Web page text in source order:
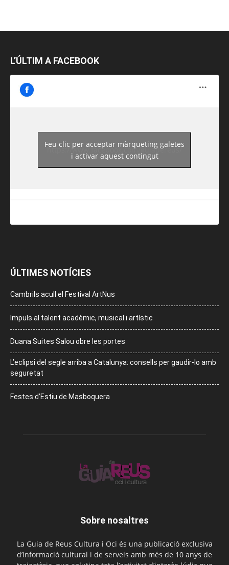
L’ÚLTIM A FACEBOOK
https://www.facebook.com/guiadereus/
Feu clic per acceptar màrqueting galetes
i activar aquest contingut
ÚLTIMES NOTÍCIES
Cambrils acull el Festival ArtNus
Impuls al talent acadèmic, musical i artístic
Duana Suites Salou obre les portes
L’eclipsi del segle arriba a Catalunya: consells per gaudir-lo amb
seguretat
Festes d’Estiu de Masboquera
Sobre nosaltres
La Guia de Reus Cultura i Oci és una publicació exclusiva
d’informació cultural i de serveis amb més de 10 anys de